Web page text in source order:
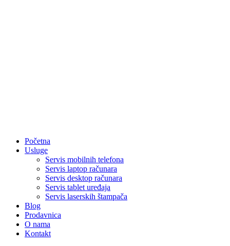
Početna
Usluge
Servis mobilnih telefona
Servis laptop računara
Servis desktop računara
Servis tablet uređaja
Servis laserskih štampača
Blog
Prodavnica
O nama
Kontakt